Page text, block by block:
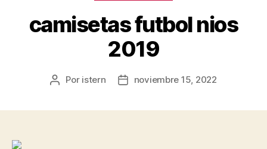
camisetas futbol nios
2019
Autor
Por istern
Fechanoviembre 15, 2022